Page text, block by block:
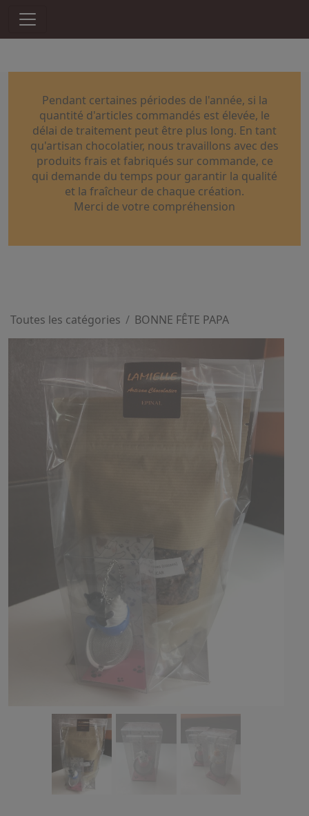
Pendant certaines périodes de l'année, si la
quantité d'articles commandés est élevée, le
délai de traitement peut être plus long. En tant
qu'artisan chocolatier, nous travaillons avec des
produits frais et fabriqués sur commande, ce
qui demande du temps pour garantir la qualité
et la fraîcheur de chaque création.
Merci de votre compréhension
Toutes les catégories / BONNE FÊTE PAPA